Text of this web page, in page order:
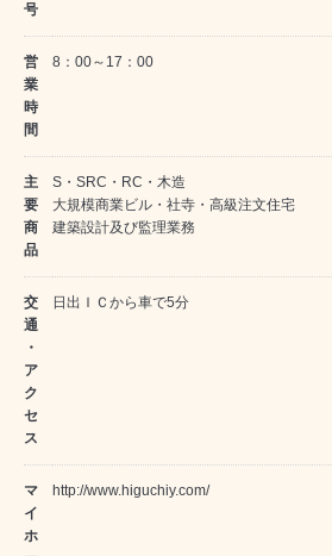
号
営
業
時
間
8：00～17：00
主
要
商
品
S・SRC・RC・木造
大規模商業ビル・社寺・高級注文住宅
建築設計及び監理業務
交
通
・
ア
ク
セ
ス
日出ＩＣから車で5分
マ
イ
ホ
http://www.higuchiy.com/